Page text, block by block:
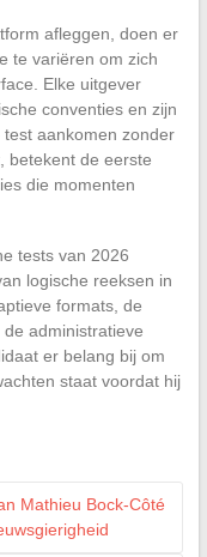
afleggen, doen er
te variëren om zich
Elke uitgever
conventies en zijn
aankomen zonder
betekent de eerste
die momenten
tests van 2026
logische reeksen in
formats, de
administratieve
er belang bij om
staat voordat hij
Mathieu Bock-Côté